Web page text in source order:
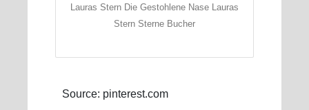
Lauras Stern Die Gestohlene Nase Lauras
Stern Sterne Bucher
Source: pinterest.com